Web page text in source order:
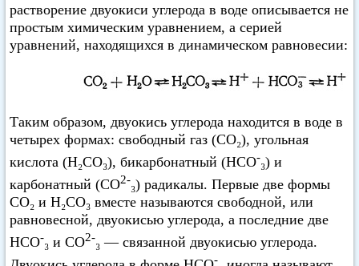
растворение двуокиси углерода в воде описывается не
простым химическим уравнением, а серией
уравнений, находящихся в динамическом равновесии:
Таким образом, двуокись углерода находится в воде в
четырех формах: свободный газ (CO₂), угольная
кислота (Н₂СО₃), бикарбонатный (НСО-₃) и
карбонатный (СО2-₃) радикалы. Первые две формы
CO₂ и Н₂СО₃ вместе называются свободной, или
равновесной, двуокисью углерода, а последние две
НСО-₃ и СО2-₃ — связанной двуокисью углерода.
-